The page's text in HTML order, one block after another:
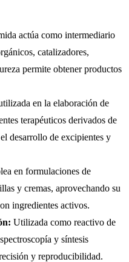
actúa como intermediario
catalizadores,
permite obtener productos
en la elaboración de
terapéuticos derivados de
desarrollo de excipientes y
en formulaciones de
y cremas, aprovechando su
ingredientes activos.
Utilizada como reactivo de
y síntesis
y reproducibilidad.